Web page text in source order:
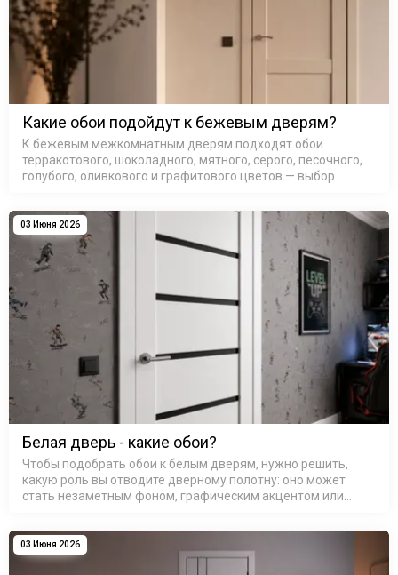
Какие обои подойдут к бежевым дверям?
К бежевым межкомнатным дверям подходят обои
терракотового, шоколадного, мятного, серого, песочного,
голубого, оливкового и графитового цветов — выбор
Бежевые межкомнатные д…
03 Июня 2026
Белая дверь - какие обои?
Чтобы подобрать обои к белым дверям, нужно решить,
какую роль вы отводите дверному полотну: оно может
стать незаметным фоном, графическим акцентом или
обманчиво прост — он каже…
03 Июня 2026